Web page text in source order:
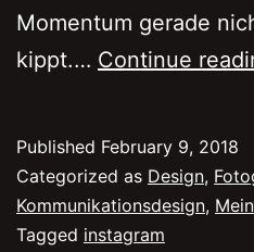
Momentum gerade
kippt.… Continue
Published February 9, 2018
Categorized as Design,
Kommunikationsdesign,
Tagged instagram